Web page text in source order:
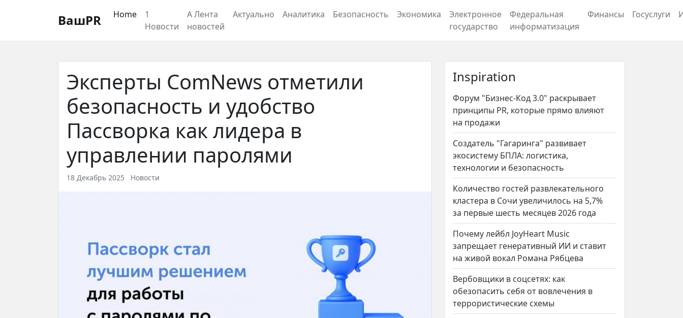
Восстановление пароля
ВашPR Home
1
Новости
А Лента
новостей
Актуально Аналитика Безопасность Экономика
Электронное
государство
Федеральная
информатизация
Финансы Госуслуги
Эксперты ComNews отметили
безопасность и удобство
Пассворка как лидера в
управлении паролями
18 Декабрь 2025 Новости
Inspiration
Форум "Бизнес-Код 3.0" раскрывает
принципы PR, которые прямо влияют
на продажи
Создатель "Гагаринга" развивает
экосистему БПЛА: логистика,
технологии и безопасность
Количество гостей развлекательного
кластера в Сочи увеличилось на 5,7%
за первые шесть месяцев 2026 года
Почему лейбл JoyHeart Music
запрещает генеративный ИИ и ставит
на живой вокал Романа Рябцева
Вербовщики в соцсетях: как
обезопасить себя от вовлечения в
террористические схемы